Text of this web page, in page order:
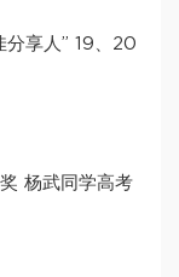
分享人” 19、20
杨武同学高考